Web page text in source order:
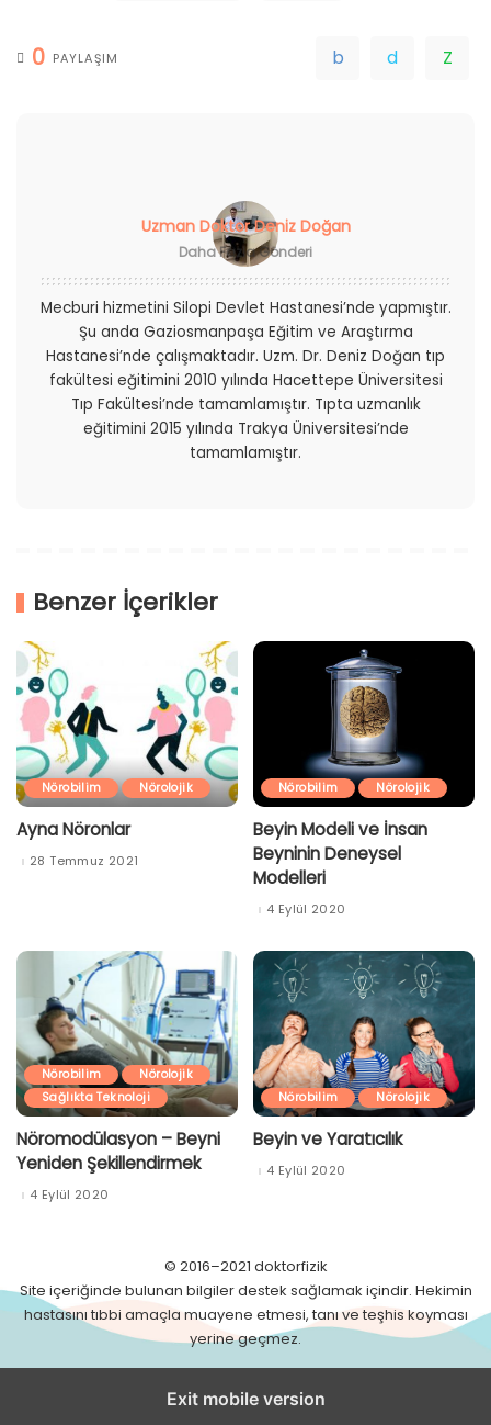
0 PAYLAŞIM
Uzman Doktor Deniz Doğan
Daha Fazla Gönderi
Mecburi hizmetini Silopi Devlet Hastanesi’nde yapmıştır.
Şu anda Gaziosmanpaşa Eğitim ve Araştırma
Hastanesi’nde çalışmaktadır. Uzm. Dr. Deniz Doğan tıp
fakültesi eğitimini 2010 yılında Hacettepe Üniversitesi
Tıp Fakültesi’nde tamamlamıştır. Tıpta uzmanlık
eğitimini 2015 yılında Trakya Üniversitesi’nde
tamamlamıştır.
Benzer İçerikler
Nörobilim Nörolojik
Ayna Nöronlar
28 Temmuz 2021
Nörobilim Nörolojik
Beyin Modeli ve İnsan
Beyninin Deneysel
Modelleri
4 Eylül 2020
Nörobilim
Nörolojik
Sağlıkta Teknoloji
Nöromodülasyon – Beyni
Yeniden Şekillendirmek
4 Eylül 2020
Nörobilim Nörolojik
Beyin ve Yaratıcılık
4 Eylül 2020
© 2016–2021 doktorfizik
Site içeriğinde bulunan bilgiler destek sağlamak içindir. Hekimin
hastasını tıbbi amaçla muayene etmesi, tanı ve teşhis koyması
yerine geçmez.
Exit mobile version